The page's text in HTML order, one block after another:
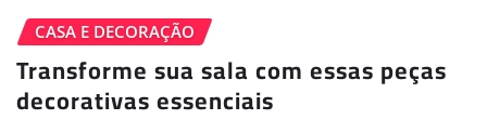
CASA E DECORAÇÃO
Transforme sua sala com essas peças
decorativas essenciais